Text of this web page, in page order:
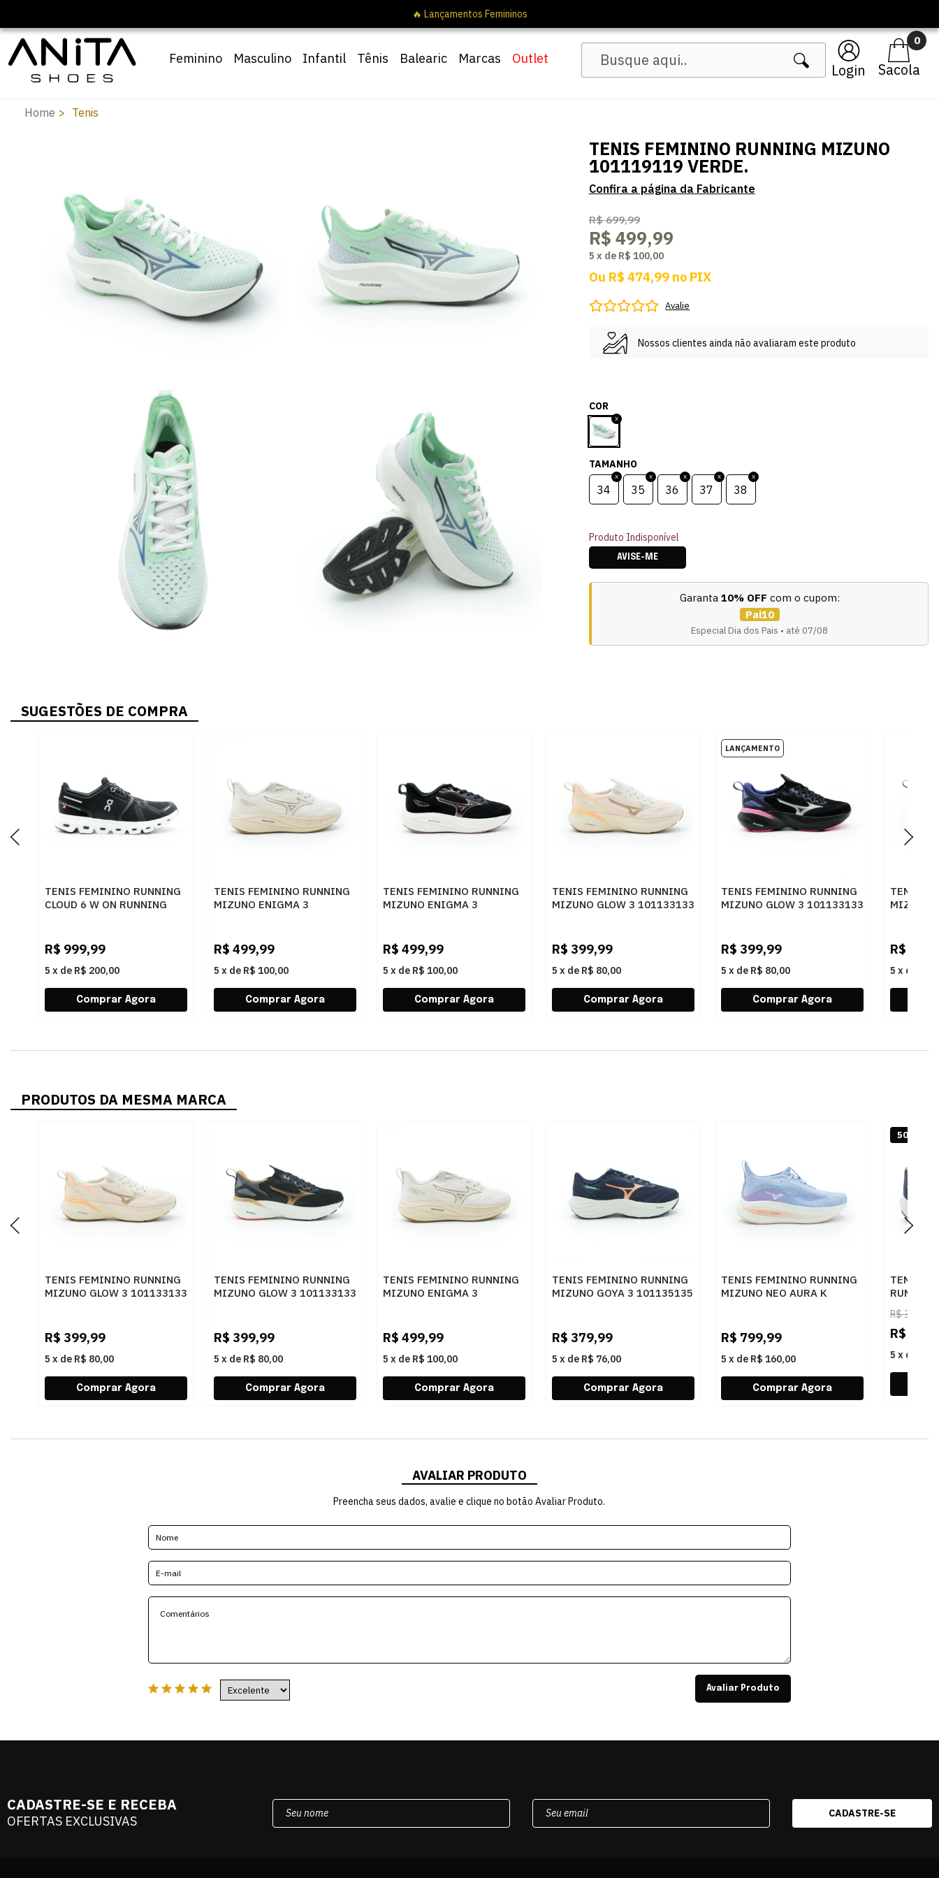
Login
0
Feminino Masculino Infantil Tênis Balearic Marcas Outlet
Home Tenis
TENIS FEMININO RUNNING MIZUNO
101119119 VERDE.
R$ 699,99
R$ 499,99
5 x de R$ 100,00
Ou R$ 474,99 no PIX
Avalie
Nossos clientes ainda não avaliaram este produto
COR
TAMANHO
34 35 36 37 38
Produto Indisponível
AVISE-ME
Garanta 10% OFF com o cupom:
Pai10
Especial Dia dos Pais • até 07/08
SUGESTÕES DE COMPRA
TENIS FEMININO RUNNING
CLOUD 6 W ON RUNNING
R$ 999,99
5 x de R$ 200,00
TENIS FEMININO RUNNING
MIZUNO ENIGMA 3
R$ 499,99
5 x de R$ 100,00
TENIS FEMININO RUNNING
MIZUNO ENIGMA 3
R$ 499,99
5 x de R$ 100,00
TENIS FEMININO RUNNING
MIZUNO GLOW 3 101133133
R$ 399,99
5 x de R$ 80,00
TENIS FEMININO RUNNING
MIZUNO GLOW 3 101133133
R$ 399,99
5 x de R$ 80,00
TENIS
MIZUNO
R$
5 x de
PRODUTOS DA MESMA MARCA
TENIS FEMININO RUNNING
MIZUNO GLOW 3 101133133
R$ 399,99
5 x de R$ 80,00
TENIS FEMININO RUNNING
MIZUNO GLOW 3 101133133
R$ 399,99
5 x de R$ 80,00
TENIS FEMININO RUNNING
MIZUNO ENIGMA 3
R$ 499,99
5 x de R$ 100,00
TENIS FEMININO RUNNING
MIZUNO GOYA 3 101135135
R$ 379,99
5 x de R$ 76,00
TENIS FEMININO RUNNING
MIZUNO NEO AURA K
R$ 799,99
5 x de R$ 160,00
TENIS
2
R$399,99
R$
5 x de
50% OFF
AVALIAR PRODUTO
Preencha seus dados, avalie e clique no botão Avaliar Produto.
Avaliar Produto
CADASTRE-SE E RECEBA
OFERTAS EXCLUSIVAS